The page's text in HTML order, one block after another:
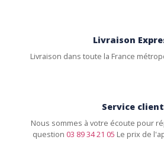
Livraison
Livraison dans toute la France
Service client
Nous sommes à votre écoute pour
question 03 89 34 21 05 Le prix de